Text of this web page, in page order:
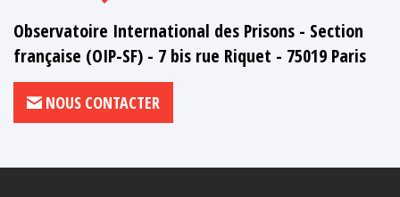
Observatoire International des Prisons - Section
française (OIP-SF) - 7 bis rue Riquet - 75019 Paris
NOUS CONTACTER